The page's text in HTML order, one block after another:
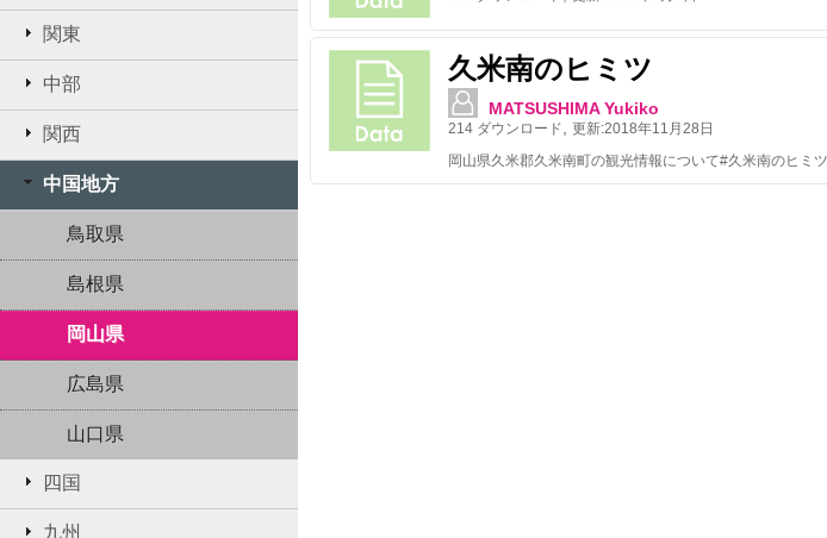
関東
中部
関西
中国地方
鳥取県
島根県
岡山県
広島県
山口県
四国
九州
久米南のヒミツ
MATSUSHIMA Yukiko
214 ダウンロード 更新:2018年11月28日